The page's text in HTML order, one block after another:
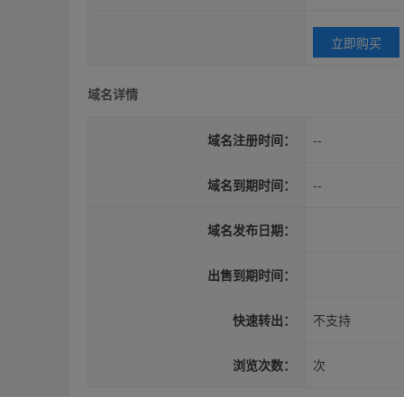
立即购买
域名详情
域名注册时间： --
域名到期时间： --
域名发布日期：
出售到期时间：
快速转出： 不支持
浏览次数： 次